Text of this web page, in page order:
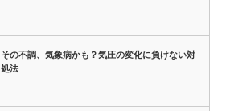
その不調、気象病かも？気圧の変化に負けない対
処法